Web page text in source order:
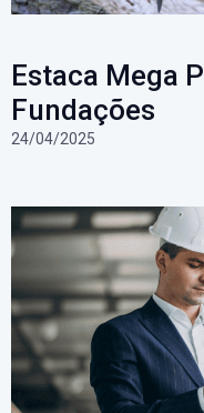
Estaca Mega
Fundações
24/04/2025